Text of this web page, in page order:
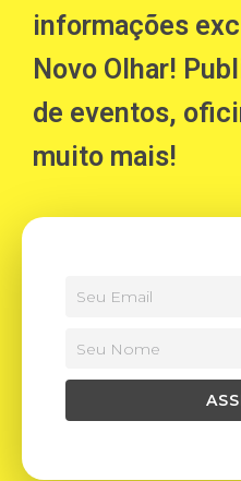
informações
Novo Olhar!
de eventos,
muito mais!